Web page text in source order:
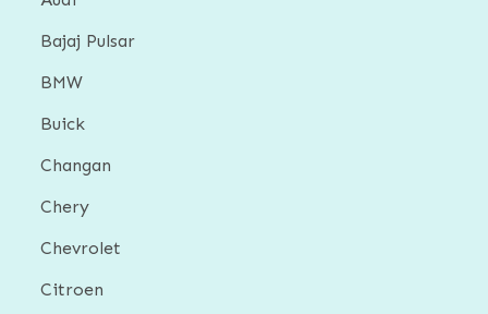
Bajaj Pulsar
BMW
Buick
Changan
Chery
Chevrolet
Citroen